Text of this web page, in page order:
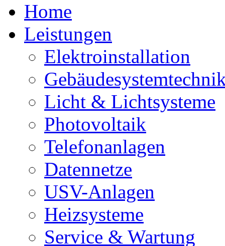
Home
Leistungen
Elektroinstallation
Licht & Lichtsysteme
Photovoltaik
Telefonanlagen
Datennetze
USV-Anlagen
Heizsysteme
Service & Wartung